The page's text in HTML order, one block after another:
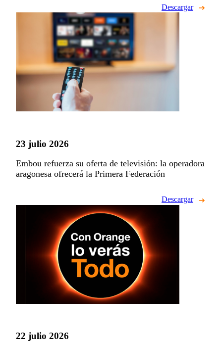
Descargar
23 julio 2026
Embou refuerza su oferta de televisión: la operadora
aragonesa ofrecerá la Primera Federación
Descargar
22 julio 2026